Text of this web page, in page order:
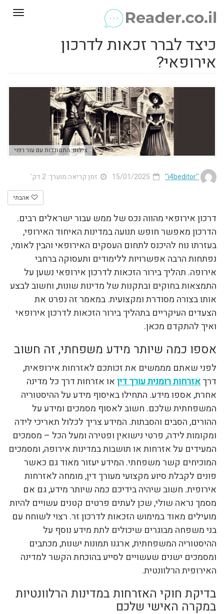
כיצד לברר זכאות לדרכון
אירופאי?
צילום: התמודדות עם עור רפוי
''i4beditor'' זמן קריאה מוערך: 2 דק'
אהבתי
דרכון אירופאי מהווה נכס של ממש עבור ישראלים רבים.
הדרכון מאפשר חופש תנועה במדינות האיחוד האירופי,
בעזרתו נוח להיכנס לתחום העסקים האירופאי והבין לאומי,
נפתחות הרבה אפשרויות ללימודים ותעסוקה ברחבי
אירופה. תהליך בירור הזכאות לדרכון אירופאי נשען על
התמצאות בחוקים ובתקנות של מדינות שונות, וחשוב לבצע
אותו בצורה מסודרת ומקצועית. במאמר זה נפרט את
הצעדים העיקריים בתהליך בירור הזכאות לדרכון אירופאי
ואיך להתקדם מכאן.
אספו כמה שיותר מידע משפחתי, זה חשוב
לפני שאתם מממשים את זכותכם לאזרחות אירופאית,
דרךאזרחות רומנית עורך דיןאו אזרחות דרך כל מדינה
אחרת, אספו מידע. התחילו באיסוף מידע על ההיסטוריה
המשפחתית שלכם. חשוב לאסוף מסמכים ומידע על
ההורים, הסבים והסבתות. המידע צריך לכלול תאריכי לידה
ומקומות לידה, פרטי נישואין ופטירה ומעל הכל – מסמכים
המעידים על אזרחות או תושבות במדינות אירופה, ומסמכים
המוכיחים קשר משפחתי. המידע יעזור מאוד גם כאשר
פונים לקבלת סיוע מקצועי מעורך דין, מומחה לאזרחות
אירופית. חשוב שיהיה בידיכם כמה שיותר מידע, גם אם
מסמך נראה שולי, שכן לעתים פרטים קטנים עשויים להיות
מועילים מאוד במימוש הזכאות לדרכון זר. רצוי לשוחח עם
בני משפחה מבוגרים שיכולים לתת מידע נוסף על
ההיסטוריה המשפחתית, ארגנו תמונות ישנות, מכתבים
ומסמכים ישנים שעשויים לסייע בהוכחת הקשר למדינה
האירופית הרלוונטית.
בדיקת חוקי האזרחות במדינות הרלוונטיות
במקרה האישי שלכם